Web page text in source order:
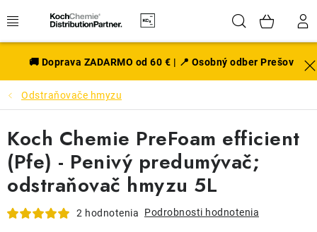
na
Hľadať
EXTERIÉR
DISKY A PNEU
INTERIÉR
PRÍSLUŠENSTVO
VÔNE DO AUTA
🚚 Doprava ZADARMO od 60 € | 📍 Osobný odber Prešov
Odstraňovače hmyzu
Koch Chemie PreFoam efficient
(Pfe) - Penivý predumývač;
odstraňovač hmyzu 5L
2 hodnotenia Podrobnosti hodnotenia